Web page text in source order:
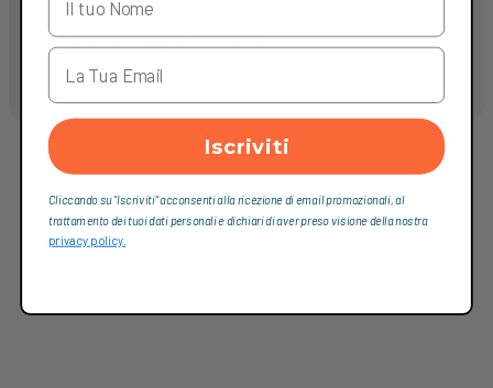
Riassemblaggio Pronti Via
Iscriviti
Cliccando su “Iscriviti“ acconsenti alla ricezione di email promozionali, al
trattamento dei tuoi dati personali e dichiari di aver preso visione della nostra
privacy policy.